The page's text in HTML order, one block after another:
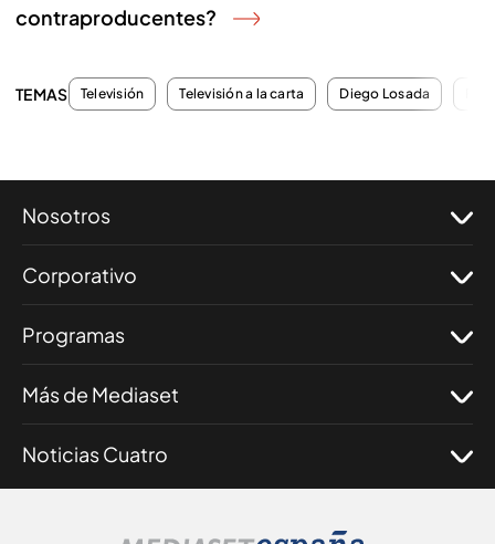
contraproducentes?
TEMAS Televisión Televisión a la carta Diego Losada
Nosotros
Corporativo
Programas
Más de Mediaset
Noticias Cuatro